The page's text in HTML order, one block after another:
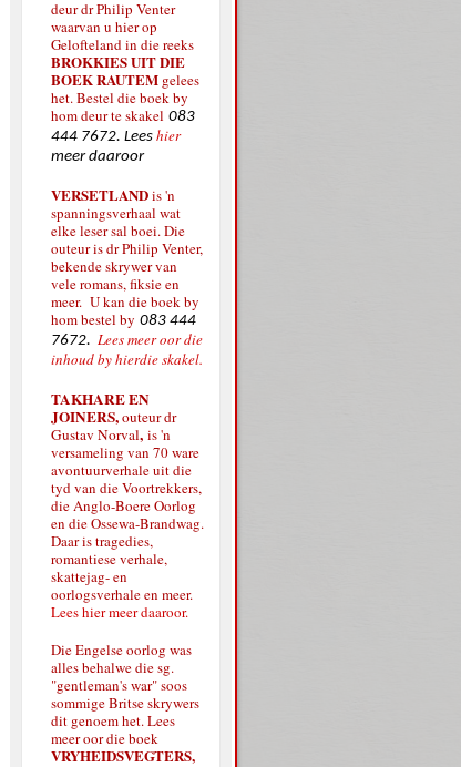
deur dr Philip Venter
waarvan u hier op
Gelofteland in die reeks
BROKKIES UIT DIE
BOEK RAUTEM gelees
het. Bestel die boek by
hom deur te skakel 083
444 7672. Lees hier
meer daaroor
VERSETLANDis 'n
spanningsverhaal wat
elke leser sal boei. Die
outeur is dr Philip Venter,
bekende skrywer van
vele romans, fiksie en
meer. U kan die boek by
hom bestel by 083 444
7672. Lees meer oor die
inhoud by hierdie skakel.
TAKHARE EN
JOINERS,outeur dr
Gustav Norval, is 'n
versameling van 70 ware
avontuurverhale uit die
tyd van die Voortrekkers,
die Anglo-Boere Oorlog
en die Ossewa-Brandwag.
Daar is tragedies,
romantiese verhale,
skattejag- en
oorlogsverhale en meer.
Lees hier meer daaroor.
Die Engelse oorlog was
alles behalwe die sg.
"gentleman's war" soos
sommige Britse skrywers
dit genoem het. Lees
meer oor die boek
VRYHEIDSVEGTERS,